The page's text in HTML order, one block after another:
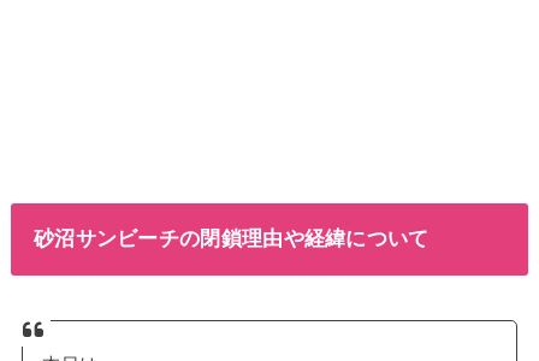
砂沼サンビーチの閉鎖理由や経緯について